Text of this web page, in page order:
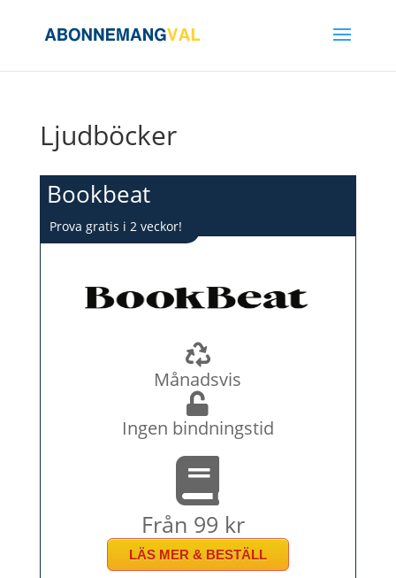
Ljudböcker
Bookbeat
Prova gratis i 2 veckor!
Månadsvis
Ingen bindningstid
Från 99 kr
LÄS MER & BESTÄLL